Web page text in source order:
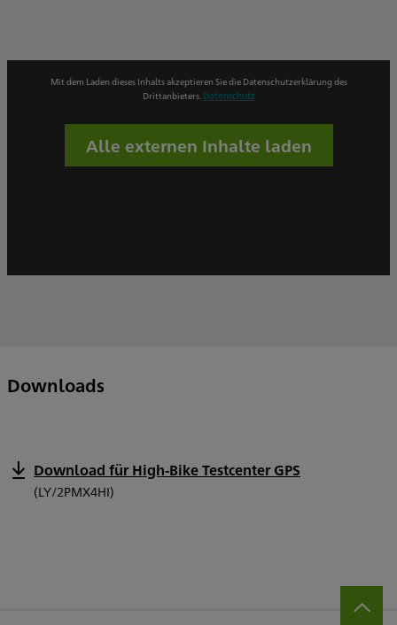
Mit dem Laden dieses Inhalts akzeptieren Sie die Datenschutzerklärung des
Drittanbieters. Datenschutz
Alle externen Inhalte laden
Downloads
Download für High-Bike Testcenter GPS
(LY/2PMX4HI)